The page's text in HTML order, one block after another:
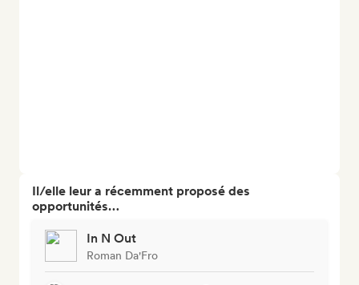
Il/elle leur a récemment proposé des
opportunités…
In N Out
Roman Da'Fro